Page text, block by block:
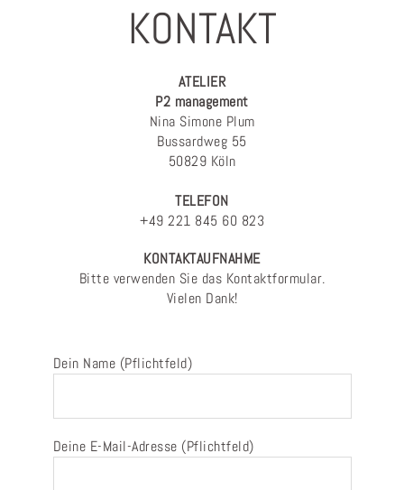
KONTAKT
ATELIER
P2 management
Nina Simone Plum
Bussardweg 55
50829 Köln
TELEFON
+49 221 845 60 823
KONTAKTAUFNAHME
Bitte verwenden Sie das Kontaktformular.
Vielen Dank!
Dein Name (Pflichtfeld)
Deine E-Mail-Adresse (Pflichtfeld)